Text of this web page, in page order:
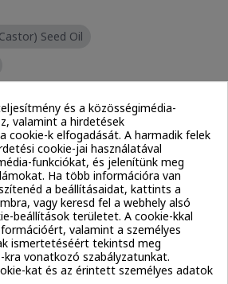
Seed Oil
Seed Oil
(Safflower) Seed Oil
Oil
Menthol
és a közösségimédia-
valamint a hirdetések
cookie-k elfogadását. A harmadik felek
cookie-jai használatával
funkciókat, és jelenítünk meg
Ha több információra van
a beállításaidat, kattints a
vagy keresd fel a webhely alsó
beállítások területet. A cookie-kkal
valamint a személyes
ismertetéséért tekintsd meg
vonatkozó szabályzatunkat.
kat és az érintett személyes adatok